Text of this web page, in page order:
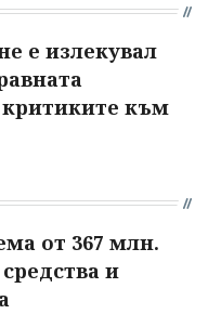
е излекувал
към
от 367 млн.
и